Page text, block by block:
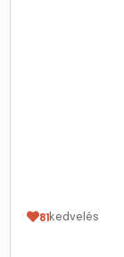
81kedvelés